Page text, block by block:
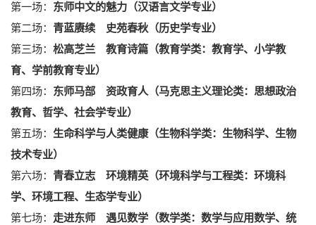
第一场： 东师中文的魅力（汉语言文学专业）
第二场： 青蓝赓续 史苑春秋（历史学专业）
第三场： 松高芝兰 教育诗篇（教育学类：教育学、小学教
育、学前教育专业）
第四场： 东师马部 资政育人（马克思主义理论类：思想政治
教育、哲学、社会学专业）
第五场： 生命科学与人类健康（生物科学类：生物科学、生物
技术专业）
第六场： 青春立志 环境精英（环境科学与工程类：环境科
学、环境工程、生态学专业）
第七场： 走进东师 遇见数学（数学类：数学与应用数学、统